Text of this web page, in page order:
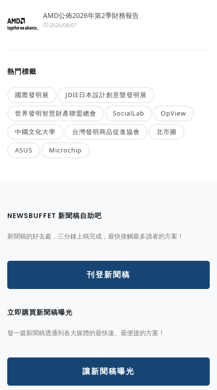
AMD公佈2026年第2季財務報告
2026/08/07
熱門標籤
國際發明展 JDIE日本設計創意暨發明展
世界發明智慧財產聯盟總會 SocialLab OpView
中國文化大學 台灣發明商品促進協會 北市圖
ASUS Microchip
NEWSBUFFET 新聞稿自助吧
新聞稿的好去處，三分鐘上稿完成，最快接觸最多讀者的方案！
刊登新聞稿
立即購買新聞稿曝光
發一篇新聞稿透通到各大媒體的最快速、最便捷的方案！
讓新聞稿曝光